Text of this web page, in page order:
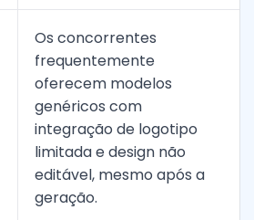
Os concorrentes
frequentemente
oferecem modelos
genéricos com
integração de logotipo
limitada e design não
editável, mesmo após a
geração.